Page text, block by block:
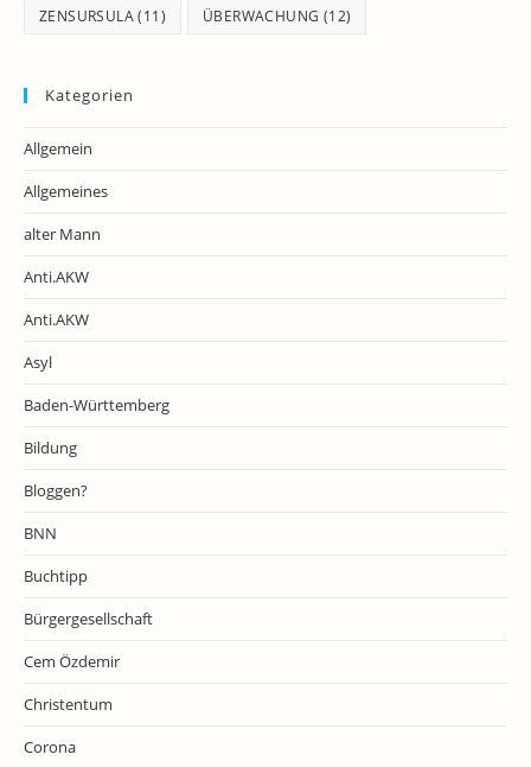
ZENSURSULA(11) ÜBERWACHUNG (12)
Kategorien
Allgemein
Allgemeines
alter Mann
Anti.AKW
Anti.AKW
Asyl
Baden-Württemberg
Bildung
Bloggen?
BNN
Buchtipp
Bürgergesellschaft
Cem Özdemir
Christentum
Corona